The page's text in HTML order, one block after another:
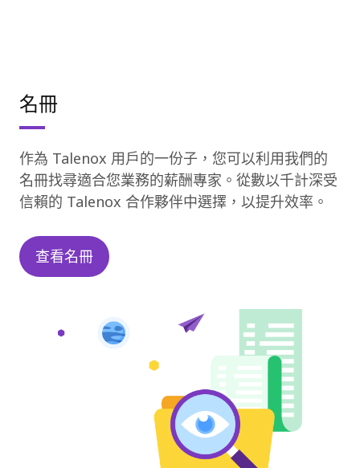
名冊
作為 Talenox 用戶的一份子，您可以利用我們的
名冊找尋適合您業務的薪酬專家。從數以千計深受
信賴的 Talenox 合作夥伴中選擇，以提升效率。
查看名冊